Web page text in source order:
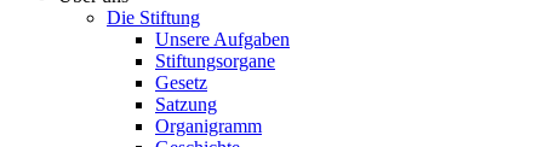
Die Stiftung
Unsere Aufgaben
Stiftungsorgane
Gesetz
Satzung
Organigramm